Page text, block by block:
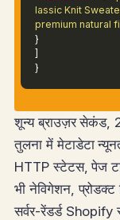
lassic Knit
premium natural
}
]
}
शून्य ब्राउज़र सेकंड,
तुलना में मेटाडेटा
HTTP स्टेटस, पेज
भी नेविगेशन,
सर्वर-रेंडर्ड